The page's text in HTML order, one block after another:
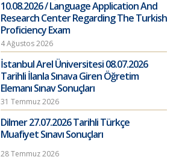
10.08.2026 / Language Application And
Research Center Regarding The Turkish
Proficiency Exam
4 Ağustos 2026
İstanbul Arel Üniversitesi 08.07.2026
Tarihli İlanla Sınava Giren Öğretim
Elemanı Sınav Sonuçları
31 Temmuz 2026
Dilmer 27.07.2026 Tarihli Türkçe
Muafiyet Sınavı Sonuçları
28 Temmuz 2026